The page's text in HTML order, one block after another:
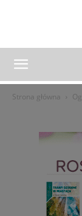
Strona główna